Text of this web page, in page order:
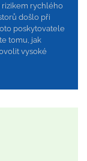
rizikem rychlého
došlo při
poskytovatele
tomu, jak
vysoké